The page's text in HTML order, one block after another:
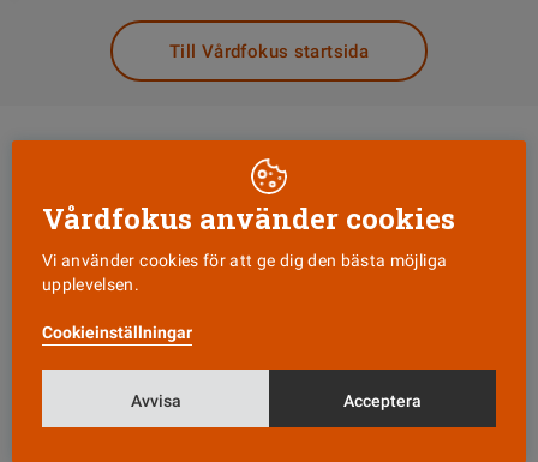
Till Vårdfokus startsida
Läs senaste numret
Vårdfokus använder cookies
Vi använder cookies för att ge dig den bästa möjliga
upplevelsen.
Cookieinställningar
Avvisa Acceptera